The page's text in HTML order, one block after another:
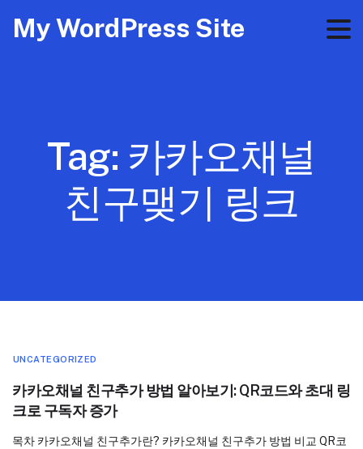
My WordPress Site
Tag: 카카오채널
친구맺기 링크
UNCATEGORIZED
카카오채널 친구추가 방법 알아보기: QR코드와 초대 링
크로 구독자 증가
목차 카카오채널 친구추가란? 카카오채널 친구추가 방법 비교 QR코